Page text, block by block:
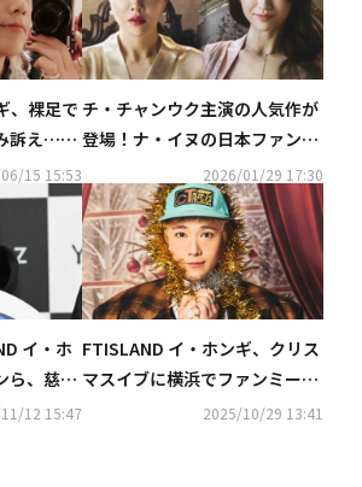
、裸足で
訴え…公
グ（動画
15 15:53
チ・チャンウク主演の人気作が
登場！ナ・イヌの日本ファンミ
もアンコール放送…2月のCSホ
ームドラマチャンネル
2026/01/29 17:30
イ・ホ
ら、慈善
12 15:47
FTISLAND イ・ホンギ、クリス
マスイブに横浜でファンミーテ
ィングを開催決定！2025/10/29 13:41